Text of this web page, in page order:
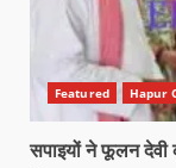
Featured Hapur
सपाइयों ने फूलन देवी